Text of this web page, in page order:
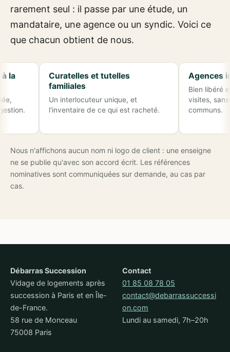
rarement seul : il passe par une étude, un
mandataire, une agence ou un syndic. Voici ce
que chacun obtient de nous.
Curatelles et tutelles
familiales
Un interlocuteur unique, et
l'inventaire de ce qui est racheté.
Agences
Bien libéré et propre
visites, sans rayure
communs.
Nous n'affichons aucun nom ni logo de client : une enseigne
ne se publie qu'avec son accord écrit. Les références
nominatives sont communiquées sur demande, au cas par
cas.
Débarras Succession
Vidage de logements après
succession à Paris et en Île-
de-France.
58 rue de Monceau
75008 Paris
Contact
01 85 08 78 05
contact@debarrassuccessi
on.com
Lundi au samedi, 7h–20h